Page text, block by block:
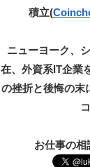
積立(
ニューヨーク、
在、外資系IT企業
の挫折と後悔の末
お仕事の相